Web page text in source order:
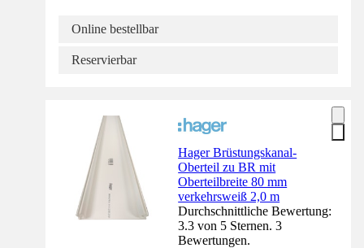
Online bestellbar
Reservierbar
Hager Brüstungskanal-
Oberteil zu BR mit
Oberteilbreite 80 mm
verkehrsweiß 2,0 m
Durchschnittliche Bewertung:
3.3 von 5 Sternen. 3
Bewertungen.